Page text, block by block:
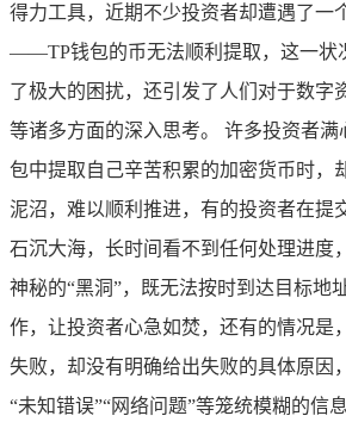
得力工具，近期不少投资者却遭遇了一
——TP钱包的币无法顺利提取，这一状
了极大的困扰，还引发了人们对于数字
等诸多方面的深入思考。 许多投资者满
包中提取自己辛苦积累的加密货币时，
泥沼，难以顺利推进，有的投资者在提
石沉大海，长时间看不到任何处理进度
神秘的“黑洞”，既无法按时到达目标地
作，让投资者心急如焚，还有的情况是
失败，却没有明确给出失败的具体原因
“未知错误”“网络问题”等笼统模糊的信